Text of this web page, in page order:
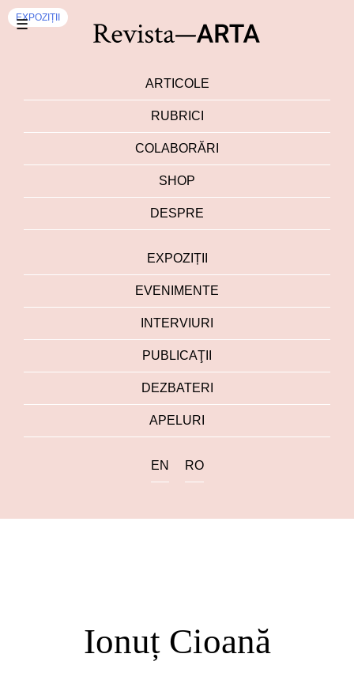
☰
ARTICOLE
RUBRICI
COLABORĂRI
SHOP
DESPRE
EXPOZIȚII
EVENIMENTE
INTERVIURI
PUBLICAŢII
DEZBATERI
APELURI
EN RO
Ionuț Cioană
EXPOZIȚII